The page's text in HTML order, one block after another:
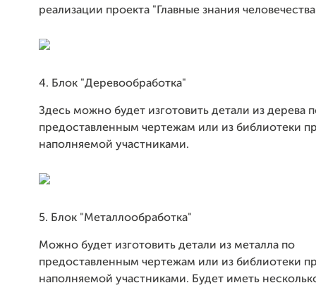
реализации проекта "Главные знания
4. Блок "Деревообработка"
Здесь можно будет изготовить детали из дерева
предоставленным чертежам или из библиотеки
наполняемой участниками.
5. Блок "Металлообработка"
Можно будет изготовить детали из металла по
предоставленным чертежам или из библиотеки
наполняемой участниками. Будет иметь